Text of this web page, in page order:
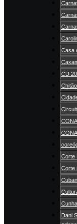
Casa
CD
Corte
Corte
Dani